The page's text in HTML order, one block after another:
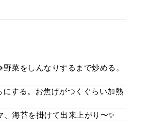
菜をしんなりするまで炒める。
する。お焦げがつくぐらい加熱
海苔を掛けて出来上がり〜✨